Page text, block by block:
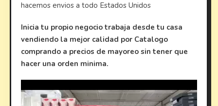
hacemos envios a todo Estados Unidos
Inicia tu propio negocio trabaja desde tu casa
vendiendo la mejor calidad por Catalogo
comprando a precios de mayoreo sin tener que
hacer una orden minima.